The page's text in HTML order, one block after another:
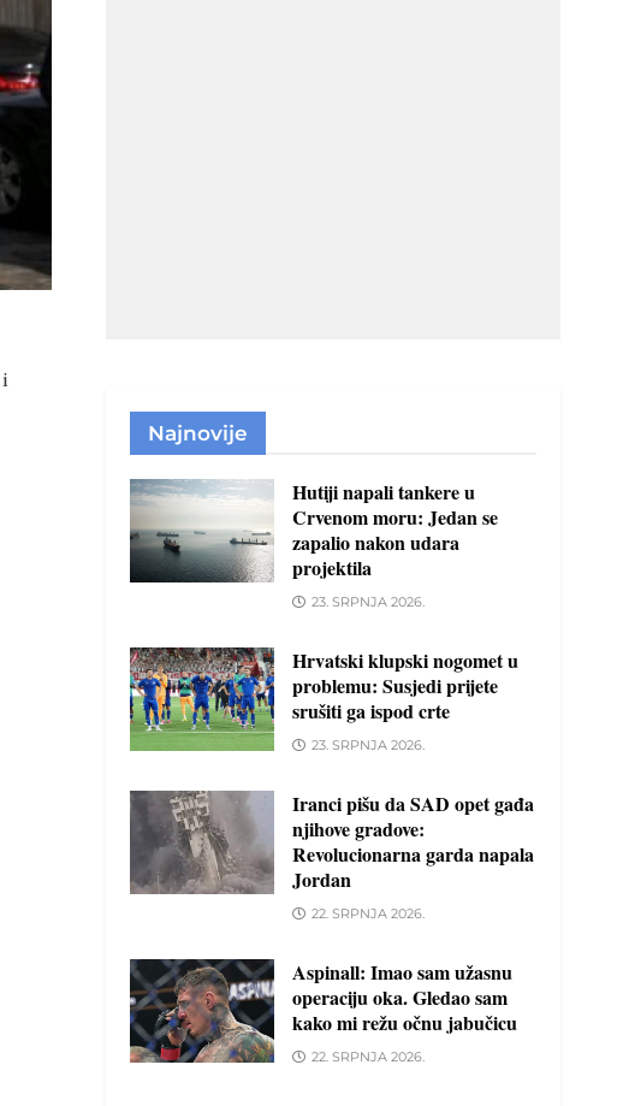
Najnovije
Hutiji napali tankere u
Crvenom moru: Jedan se
zapalio nakon udara
projektila
23. SRPNJA 2026.
Hrvatski klupski nogomet u
problemu: Susjedi prijete
srušiti ga ispod crte
23. SRPNJA 2026.
Iranci pišu da SAD opet gađa
njihove gradove:
Revolucionarna garda napala
Jordan
22. SRPNJA 2026.
Aspinall: Imao sam užasnu
operaciju oka. Gledao sam
kako mi režu očnu jabučicu
22. SRPNJA 2026.